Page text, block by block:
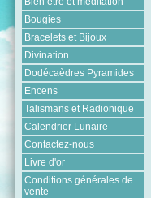
Bougies
Bracelets et Bijoux
Divination
Dodécaèdres Pyramides
Encens
Talismans et Radionique
Calendrier Lunaire
Contactez-nous
Livre d'or
Conditions générales de
vente